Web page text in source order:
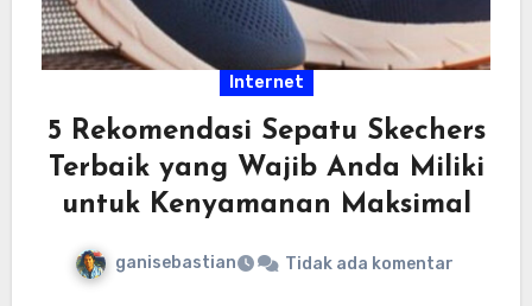
Internet
5 Rekomendasi Sepatu Skechers
Terbaik yang Wajib Anda Miliki
untuk Kenyamanan Maksimal
ganisebastian Tidak ada komentar